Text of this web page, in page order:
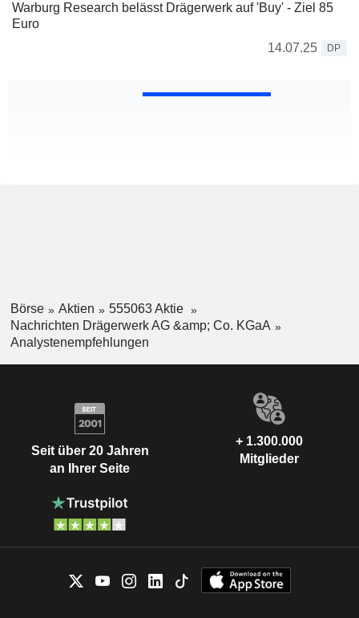
Warburg Research belässt Drägerwerk auf 'Buy' - Ziel 85
Euro
14.07.25
DP
Börse Aktien
555063 Aktie
Nachrichten Drägerwerk AG &amp; Co. KGaA
Analystenempfehlungen
Seit über 20 Jahren
an Ihrer Seite
+ 1.300.000
Mitglieder